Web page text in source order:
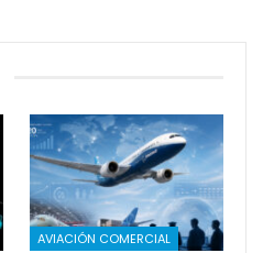
AVIACIÓN COMERCIAL